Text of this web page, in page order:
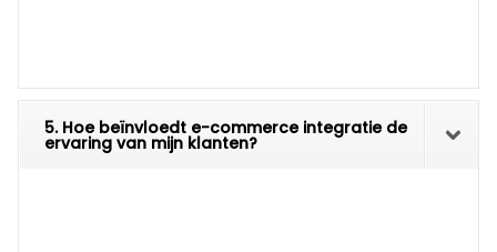
5. Hoe beïnvloedt e-commerce integratie de
ervaring van mijn klanten?